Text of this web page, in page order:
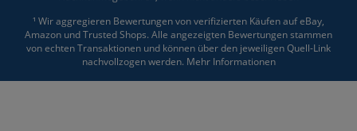
¹ Wir aggregieren Bewertungen von verifizierten Käufen auf eBay,
Amazon und Trusted Shops. Alle angezeigten Bewertungen stammen
von echten Transaktionen und können über den jeweiligen Quell-Link
nachvollzogen werden. Mehr Informationen